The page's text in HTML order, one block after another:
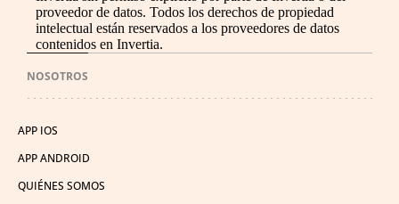
proveedor de datos. Todos los derechos de propiedad
intelectual están reservados a los proveedores de datos
contenidos en Invertia.
NOSOTROS
APP IOS
APP ANDROID
QUIÉNES SOMOS